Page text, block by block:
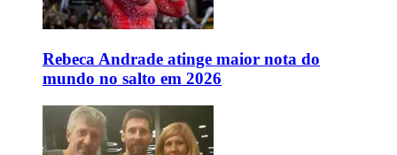
Rebeca Andrade atinge maior nota do
mundo no salto em 2026